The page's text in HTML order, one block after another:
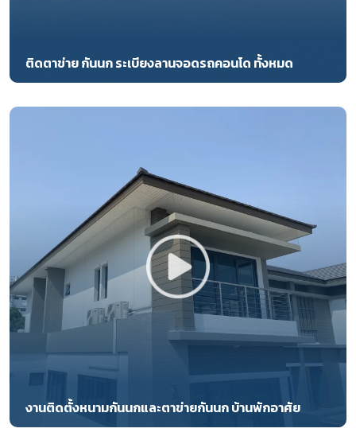
ติดตาข่าย กันนก ระเบียงลานจอดรถคอนโด ทั้งหมด
งานติดตั้งหนามกันนกและตาข่ายกันนก บ้านพักอาศัย